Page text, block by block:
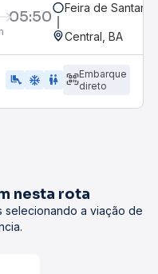
05:50 Feira de
Central, BA
airline_seat_legroom_extra ac_unit wc
Embarque
direto
nesta rota
selecionando a viação de